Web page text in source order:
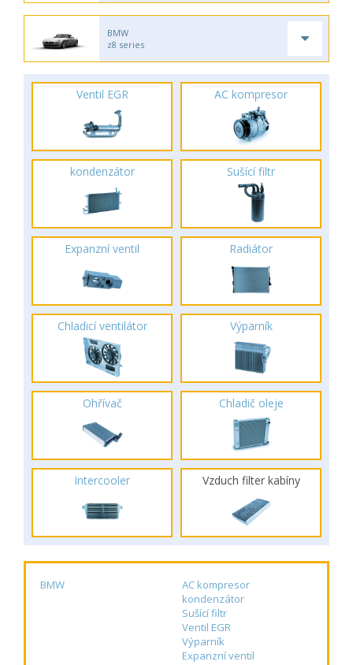
BMW
z8 series
Ventil EGR AC kompresor
kondenzátor Sušící filtr
Expanzní ventil Radiátor
Chladicí ventilátor Výparník
Ohřívač Chladič oleje
Intercooler Vzduch filter kabíny
BMW
AC kompresor
kondenzátor
Sušící filtr
Ventil EGR
Výparník
Expanzní ventil